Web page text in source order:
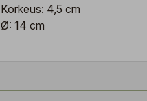
Korkeus: 4,5 cm
Ø: 14 cm